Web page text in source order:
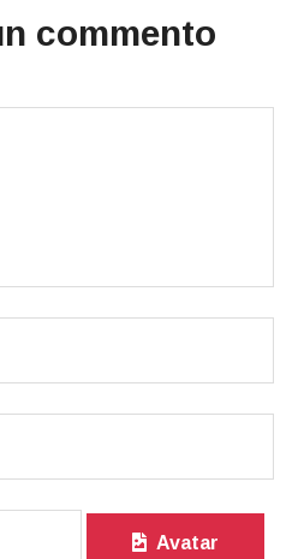
commento
Avatar